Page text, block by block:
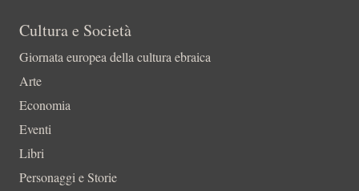
Cultura e Società
Giornata europea della cultura ebraica
Arte
Economia
Eventi
Libri
Personaggi e Storie